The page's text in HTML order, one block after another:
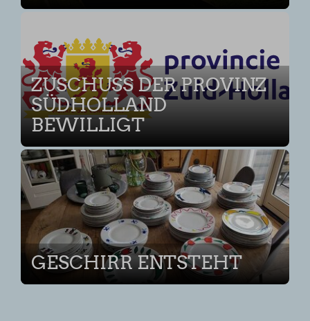
ZUSCHUSS DER PROVINZ
SÜDHOLLAND
BEWILLIGT
GESCHIRR ENTSTEHT